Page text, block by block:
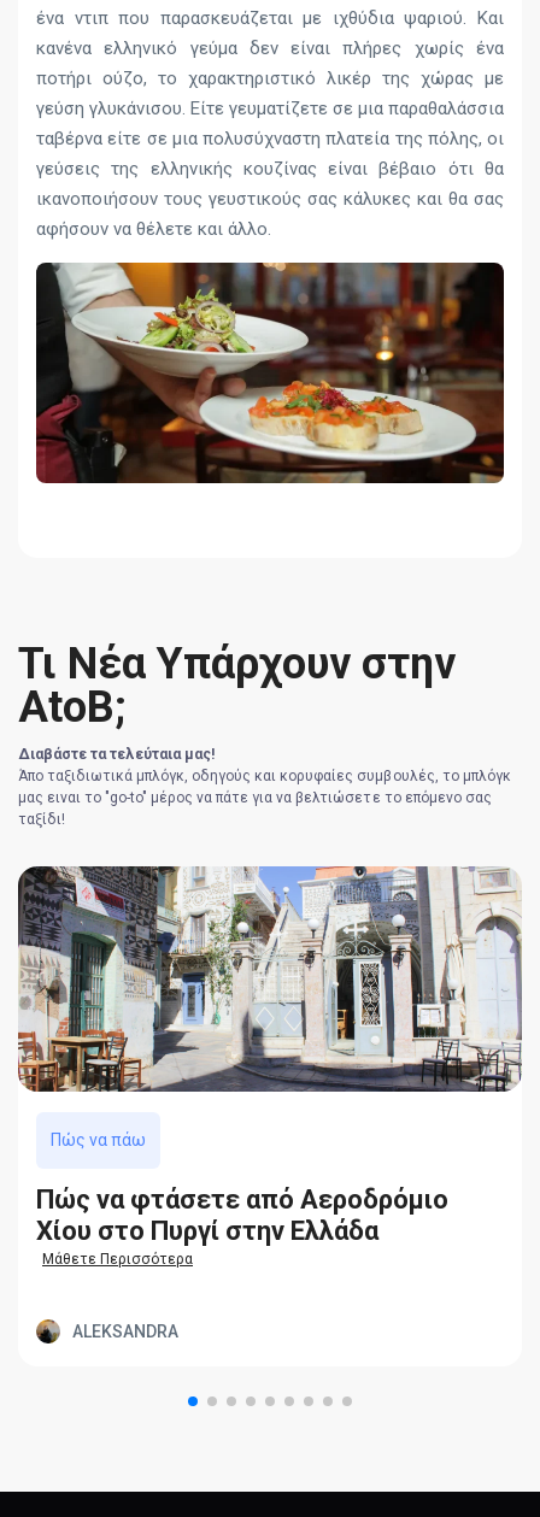
ένα ντιπ που παρασκευάζεται με ιχθύδια ψαριού. Και
κανένα ελληνικό γεύμα δεν είναι πλήρες χωρίς ένα
ποτήρι ούζο, το χαρακτηριστικό λικέρ της χώρας με
γεύση γλυκάνισου. Είτε γευματίζετε σε μια παραθαλάσσια
ταβέρνα είτε σε μια πολυσύχναστη πλατεία της πόλης, οι
γεύσεις της ελληνικής κουζίνας είναι βέβαιο ότι θα
ικανοποιήσουν τους γευστικούς σας κάλυκες και θα σας
αφήσουν να θέλετε και άλλο.
Τι Νέα Υπάρχουν στην
AtoB;
Διαβάστε τα τελεύταια μας!
Άπο ταξιδιωτικά μπλόγκ, οδηγούς και κορυφαίες συμβουλές, το μπλόγκ
μας ειναι το "go-to" μέρος να πάτε για να βελτιώσετε το επόμενο σας
ταξίδι!
Πώς να πάω
Πώς να φτάσετε από Αεροδρόμιο
Χίου στο Πυργί στην Ελλάδα
Μάθετε Περισσότερα
ALEKSANDRA